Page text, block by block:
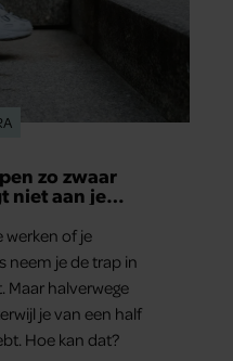
zo zwaar
niet aan je
werken of je
neem je de trap in
Maar halverwege
je van een half
Hoe kan dat?